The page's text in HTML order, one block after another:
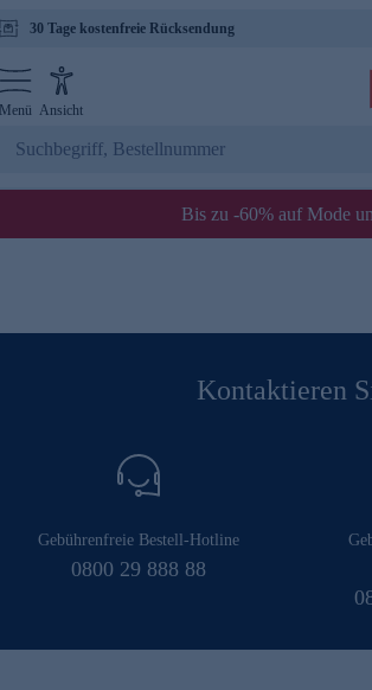
30 Tage kostenfreie Rücksendung
Menü Ansicht
Bis zu -60% auf Mode
Kontaktieren
Gebührenfreie Bestell-Hotline
0800 29 888 88